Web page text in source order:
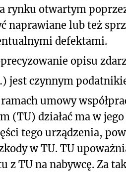
rynku otwartym
naprawiane lub też
defektami.
opisu
jest czynnym
umowy
(TU) działać ma w
tego urządzenia,
w TU. TU
z TU na nabywcę. Za